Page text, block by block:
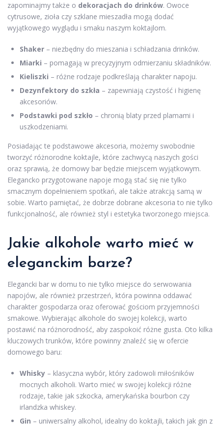
zapominajmy także o dekoracjach do drinków. Owoce
cytrusowe, zioła czy szklane mieszadła mogą dodać
wyjątkowego wyglądu i smaku naszym koktajlom.
Shaker – niezbędny do mieszania i schładzania drinków.
Miarki – pomagają w precyzyjnym odmierzaniu składników.
Kieliszki – różne rodzaje podkreślają charakter napoju.
Dezynfektory do szkła – zapewniają czystość i higienę
akcesoriów.
Podstawki pod szkło – chronią blaty przed plamami i
uszkodzeniami.
Posiadając te podstawowe akcesoria, możemy swobodnie
tworzyć różnorodne koktajle, które zachwycą naszych gości
oraz sprawią, że domowy bar będzie miejscem wyjątkowym.
Elegancko przygotowane napoje mogą stać się nie tylko
smacznym dopełnieniem spotkań, ale także atrakcją samą w
sobie. Warto pamiętać, że dobrze dobrane akcesoria to nie tylko
funkcjonalność, ale również styl i estetyka tworzonego miejsca.
Jakie alkohole warto mieć w
eleganckim barze?
Elegancki bar w domu to nie tylko miejsce do serwowania
napojów, ale również przestrzeń, która powinna oddawać
charakter gospodarza oraz oferować gościom przyjemności
smakowe. Wybierając alkohole do swojej kolekcji, warto
postawić na różnorodność, aby zaspokoić różne gusta. Oto kilka
kluczowych trunków, które powinny znaleźć się w ofercie
domowego baru:
Whisky – klasyczna wybór, który zadowoli miłośników
mocnych alkoholi. Warto mieć w swojej kolekcji różne
rodzaje, takie jak szkocka, amerykańska bourbon czy
irlandzka whiskey.
Gin – uniwersalny alkohol, idealny do koktajli, takich jak gin z